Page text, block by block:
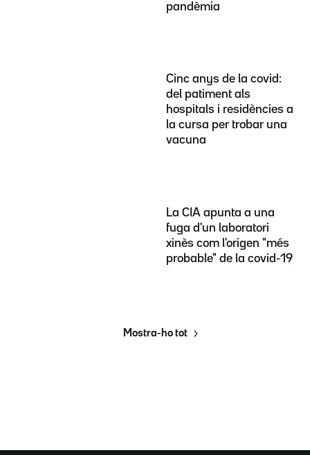
pandèmia
Cinc anys de la covid:
del patiment als
hospitals i residències a
la cursa per trobar una
vacuna
La CIA apunta a una
fuga d'un laboratori
xinès com l'origen "més
probable" de la covid-19
Mostra-ho tot